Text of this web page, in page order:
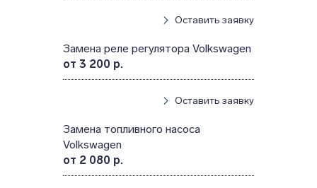
Оставить заявку
Замена реле регулятора Volkswagen
от 3 200 р.
Оставить заявку
Замена топливного насоса
Volkswagen
от 2 080 р.